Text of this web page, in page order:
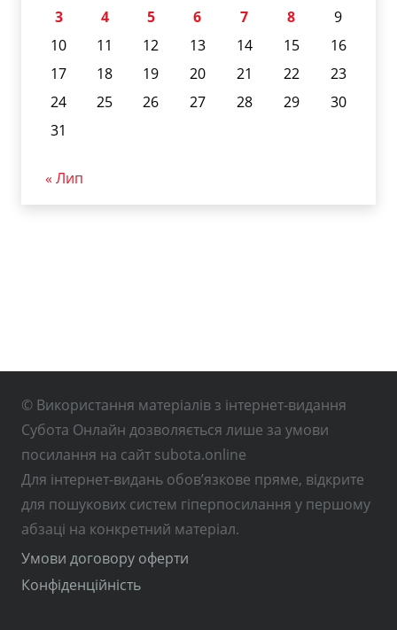
3
4 5 6 7 8
9
10
11 12 13 14 15
16
17
18 19 20 21 22
23
24
25 26 27 28 29
30
31
« Лип
© Використання матеріалів з інтернет-видання
Субота Онлайн дозволяється лише за умови
посилання на сайт subota.online
Для інтернет-видань обов’язкове пряме, відкрите
для пошукових систем гіперпосилання у першому
абзаці на конкретний матеріал.
Умови договору оферти
Конфіденційність